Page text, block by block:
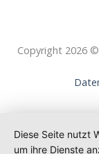
Copyright 2026 ©
Diese Seite nutzt
um ihre Dienste